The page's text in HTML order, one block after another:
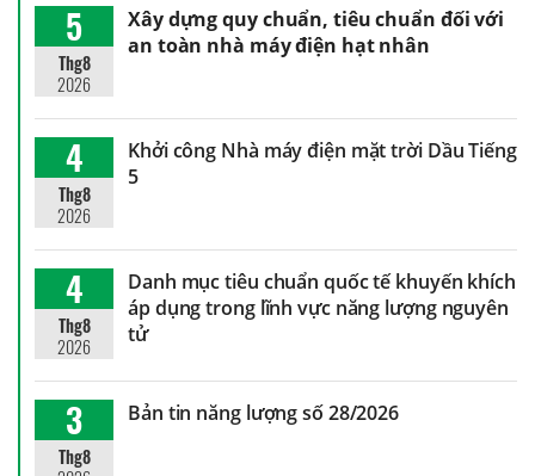
5
Thg8
2026
Xây dựng quy chuẩn, tiêu chuẩn đối với
an toàn nhà máy điện hạt nhân
4
Thg8
2026
Khởi công Nhà máy điện mặt trời Dầu Tiếng
5
4
Thg8
2026
Danh mục tiêu chuẩn quốc tế khuyến khích
áp dụng trong lĩnh vực năng lượng nguyên
tử
3
Thg8
Bản tin năng lượng số 28/2026